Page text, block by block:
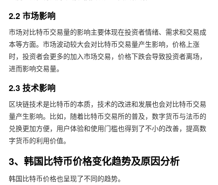
2.2 市场影响
市场对比特币交易量的影响主要体现在投资者情绪、需求和交易成
本等方面。市场波动较大会对比特币交易量产生影响，价格上涨
时，投资者会更多的加入市场交易，价格下跌会导致投资者离场，
进而影响交易量。
2.3 技术影响
区块链技术是比特币的本质，技术的改进和发展也会对比特币交易
量产生影响。比如，随着比特币交易所的普及，数字货币与法币的
兑换更加方便，用户体验和使用门槛也得到了不小的改善，提高数
字货币的利用价值。
3、韩国比特币价格变化趋势及原因分析
韩国比特币价格也呈现了不同的趋势。